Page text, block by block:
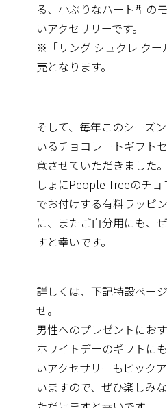
る、小ぶりなハート型の
いアクセサリーです。
※「リング シュクレ クー
売となります。
そして、毎年このシーズ
いるチョコレートギフト
意させていただきました
しょにPeople Treeのチ
でお付けする有料ラッピ
に、またご自分用にも、
すと幸いです。
詳しくは、下記特設ペー
せ。
男性へのプレゼントにお
ホワイトデーのギフトに
いアクセサリーもピック
いますので、 ぜひ楽しみ